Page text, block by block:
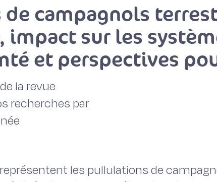
campagnols
impact sur les
et perspectives
la revue
recherches par
les pullulations de